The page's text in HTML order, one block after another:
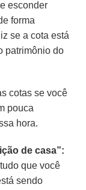
esconder
forma
se a cota está
patrimônio do
cotas se você
pouca
hora.
de casa”:
que você
sendo